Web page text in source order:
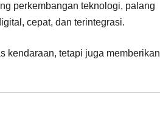
perkembangan teknologi, palang
cepat, dan terintegrasi.
kendaraan, tetapi juga memberikan